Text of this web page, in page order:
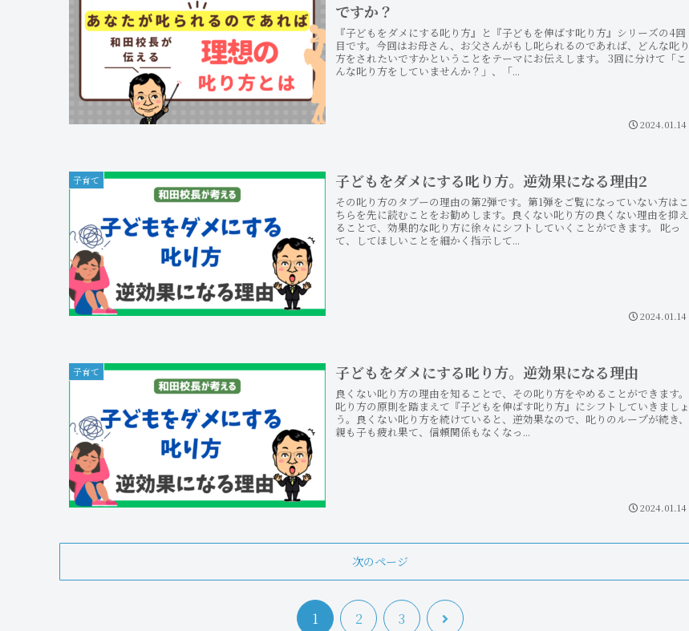
ですか？
『子どもをダメにする叱り方』と『子どもを伸ばす叱り方』シリーズの4回
目です。今回はお母さん、お父さんがもし叱られるのであれば、どんな叱り
方をされたいですかということをテーマにお伝えします。 3回に分けて「こ
んな叱り方をしていませんか？」、「...
2024.01.14
子育て 子どもをダメにする叱り方。逆効果になる理由2
その叱り方のタブーの理由の第2弾です。第1弾をご覧になっていない方はこ
ちらを先に読むことをお勧めします。良くない叱り方の良くない理由を抑え
ることで、効果的な叱り方に徐々にシフトしていくことができます。 叱っ
て、してほしいことを細かく指示して...
2024.01.14
子育て 子どもをダメにする叱り方。逆効果になる理由
良くない叱り方の理由を知ることで、その叱り方をやめることができます。
叱り方の原則を踏まえて『子どもを伸ばす叱り方』にシフトしていきましょ
う。良くない叱り方を続けていると、逆効果なので、叱りのループが続き、
親も子も疲れ果て、信頼関係もなくなっ...
2024.01.14
次のページ
1 2 3 次